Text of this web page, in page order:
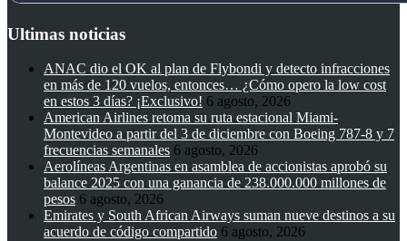
Ultimas noticias
ANAC dio el OK al plan de Flybondi y detecto infracciones
en más de 120 vuelos, entonces… ¿Cómo opero la low cost
en estos 3 días? ¡Exclusivo! 6 agosto, 2026
American Airlines retoma su ruta estacional Miami-
Montevideo a partir del 3 de diciembre con Boeing 787-8 y 7
frecuencias semanales 6 agosto, 2026
Aerolíneas Argentinas en asamblea de accionistas aprobó su
balance 2025 con una ganancia de 238.000.000 millones de
pesos 6 agosto, 2026
Emirates y South African Airways suman nueve destinos a su
acuerdo de código compartido 6 agosto, 2026